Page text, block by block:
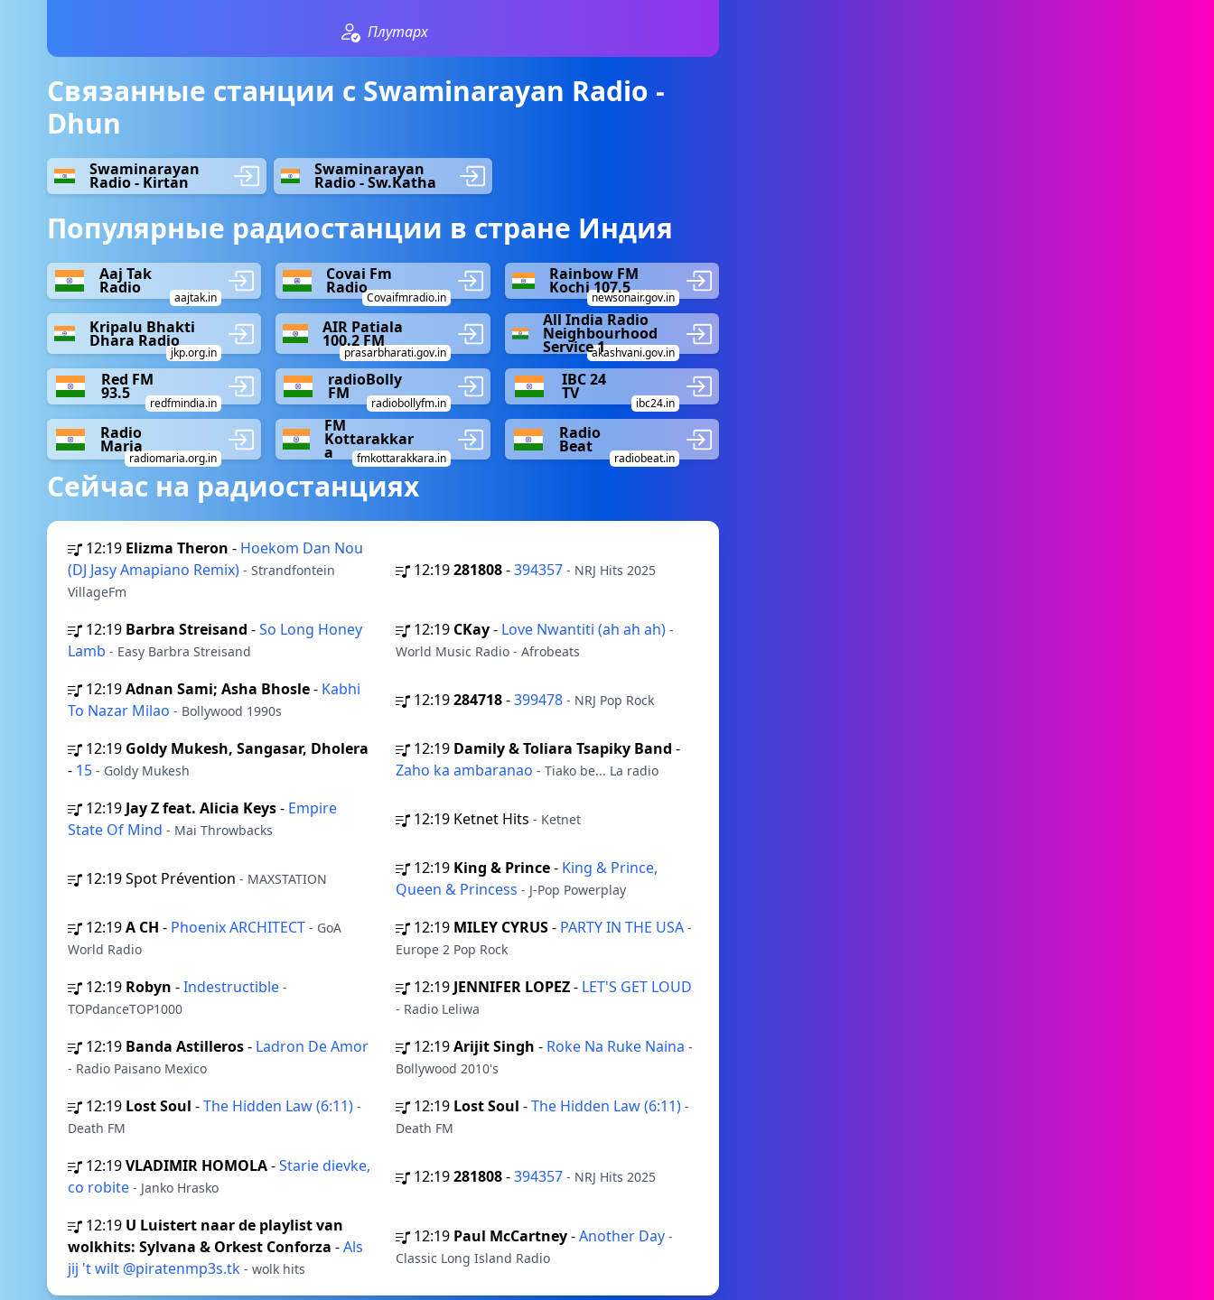
Плутарх
Связанные станции с Swaminarayan Radio -
Dhun
Swaminarayan
Radio - Kirtan
Swaminarayan
Radio - Sw.Katha
Популярные радиостанции в стране Индия
Aaj Tak
Radio
aajtak.in
Covai Fm
Radio
Covaifmradio.in
Rainbow FM
Kochi 107.5
newsonair.gov.in
Kripalu Bhakti
Dhara Radio
jkp.org.in
AIR Patiala
100.2 FM
prasarbharati.gov.in
All India Radio
Neighbourhood
Service 1akashvani.gov.in
Red FM
93.5
redfmindia.in
radioBolly
FM
radiobollyfm.in
IBC 24
TV
ibc24.in
Radio
Maria
radiomaria.org.in
FM
Kottarakkar
a fmkottarakkara.in
Radio
Beat
radiobeat.in
Сейчас на радиостанциях
12:19 Elizma Theron - Hoekom Dan Nou
(DJ Jasy Amapiano Remix) - Strandfontein
VillageFm
12:19281808-394357 - NRJ Hits 2025
12:19 Barbra Streisand -So Long Honey
Lamb - Easy Barbra Streisand
12:19 CKay- Love Nwantiti (ah ah ah) -
World Music Radio - Afrobeats
12:19Adnan Sami; Asha Bhosle- Kabhi
To Nazar Milao - Bollywood 1990s
12:19284718-399478 - NRJ Pop Rock
12:19 Goldy Mukesh, Sangasar, Dholera
- 15 - Goldy Mukesh
12:19 Damily & Toliara Tsapiky Band -
Zaho ka ambaranao - Tiako be... La radio
12:19 Jay Z feat. Alicia Keys- Empire
State Of Mind - Mai Throwbacks
12:19 Ketnet Hits - Ketnet
12:19Spot Prévention - MAXSTATION
12:19 King & Prince- King & Prince,
Queen & Princess - J-Pop Powerplay
12:19A CH - Phoenix ARCHITECT - GoA
World Radio
12:19 MILEY CYRUS- PARTY IN THE USA -
Europe 2 Pop Rock
12:19 Robyn -Indestructible -
TOPdanceTOP1000
12:19 JENNIFER LOPEZ- LET'S GET LOUD
- Radio Leliwa
12:19 Banda Astilleros- Ladron De Amor
- Radio Paisano Mexico
12:19Arijit Singh - Roke Na Ruke Naina -
Bollywood 2010's
12:19 Lost Soul -The Hidden Law (6:11) -
Death FM
12:19 Lost Soul -The Hidden Law (6:11) -
Death FM
12:19VLADIMIR HOMOLA-Starie dievke,
co robite - Janko Hrasko
12:19281808-394357 - NRJ Hits 2025
12:19 U Luistert naar de playlist van
wolkhits: Sylvana & Orkest Conforza -Als
jij 't wilt @piratenmp3s.tk - wolk hits
12:19 Paul McCartney-Another Day -
Classic Long Island Radio